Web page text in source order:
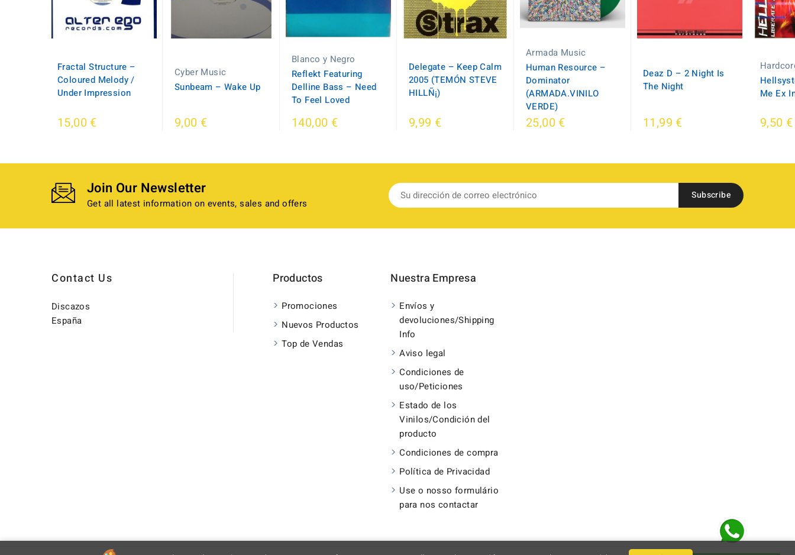
Fractal Structure –
Coloured Melody /
Under Impression
15,00 €
Cyber Music
Sunbeam ‎– Wake Up
9,00 €
Blanco y Negro
Reflekt Featuring
Delline Bass ‎– Need
To Feel Loved
140,00 €
Delegate – Keep Calm
2005 (TEMÓN STEVE
HILLÑ¡)
9,99 €
Armada Music
Human Resource –
Dominator
(ARMADA.VINILO
VERDE)
25,00 €
Deaz D ‎– 2 Night Is
The Night
11,99 €
Me Ex
9,50 €
Join Our Newsletter
Get all latest information on events, sales and offers
Contact Us
Discazos
España
Productos
Promociones
Nuevos Productos
Top de Vendas
Nuestra Empresa
Envíos y
devoluciones/Shipping
Info
Aviso legal
Condiciones de
uso/Peticiones
Estado de los
Vinilos/Condición del
producto
Condiciones de compra
Política de Privacidad
Use o nosso formulário
para nos contactar